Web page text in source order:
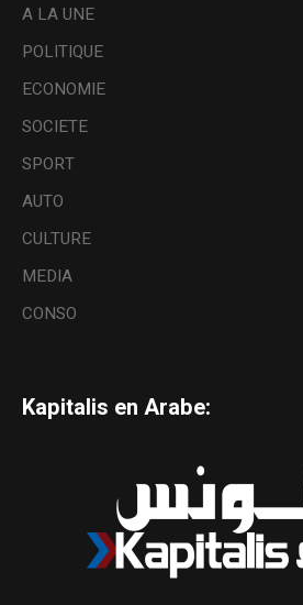
A LA UNE
POLITIQUE
ECONOMIE
SOCIETE
SPORT
AUTO
CULTURE
MEDIA
CONSO
Kapitalis en Arabe: